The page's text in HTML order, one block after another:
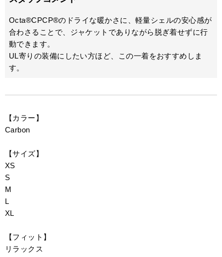
Octa®CPCP®のドライな暖かさに、軽量シェルの安心感が
合わさることで、ジャケットでありながら脱ぎ着せずに行
動できます。
UL寄りの装備にしたい方ほど、この一着をおすすめしま
す。
【カラー】
Carbon
【サイズ】
XS
S
M
L
XL
【フィット】
リラックス